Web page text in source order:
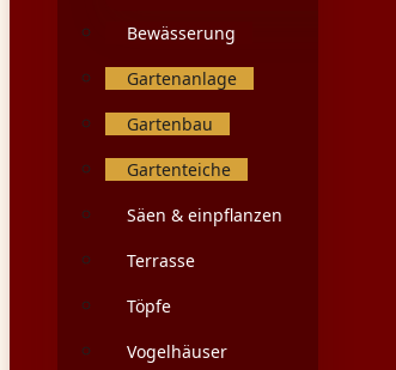
Bewässerung
Gartenanlage
Gartenbau
Gartenteiche
Säen & einpflanzen
Terrasse
Töpfe
Vogelhäuser